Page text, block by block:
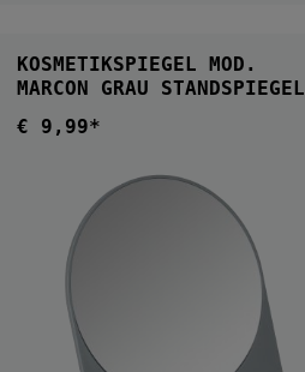
KOSMETIKSPIEGEL MOD.
MARCON GRAU STANDSPIEGEL
Regulärer Preis:
€ 9,99*